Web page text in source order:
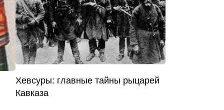
Хевсуры: главные тайны рыцарей
Кавказа